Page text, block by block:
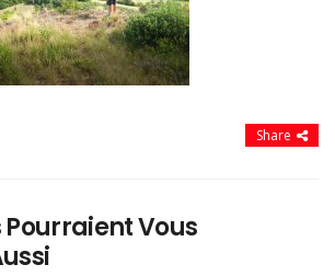
Share
Vous